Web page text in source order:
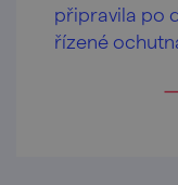
připravila po
řízené